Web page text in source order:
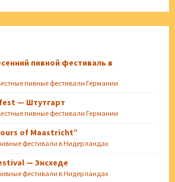
пивной фестиваль в
пивные фестивали Германии
— Штутгарт
пивные фестивали Германии
of Maastricht”
фестивали в Нидерландах
— Энсхеде
фестивали в Нидерландах